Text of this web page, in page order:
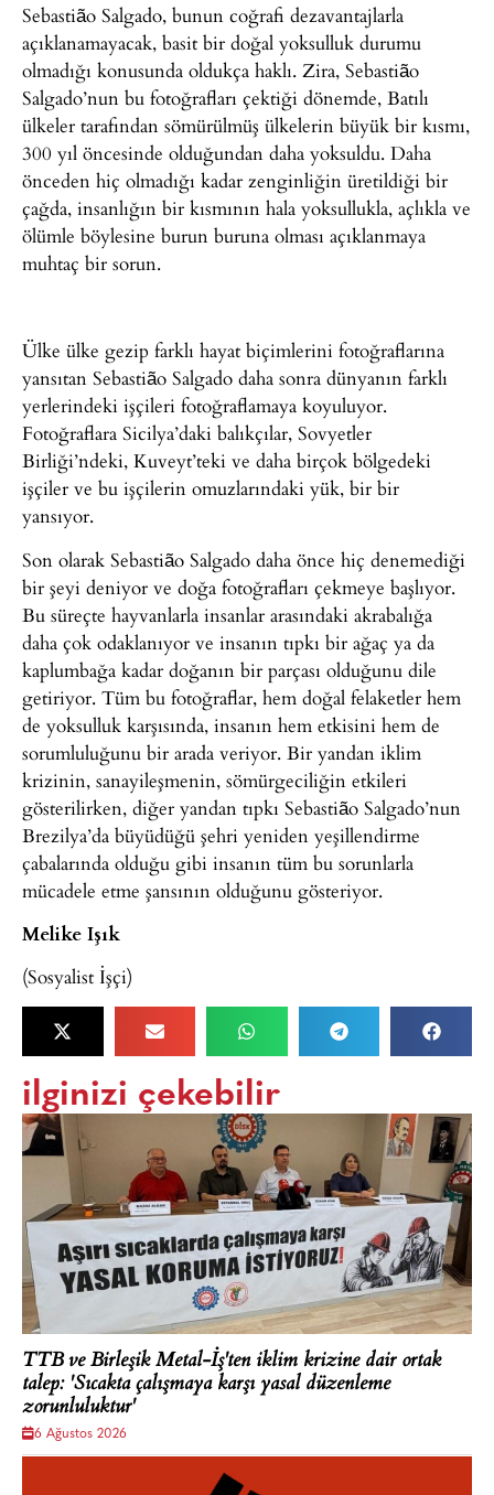
Sebastião Salgado, bunun coğrafi dezavantajlarla
açıklanamayacak, basit bir doğal yoksulluk durumu
olmadığı konusunda oldukça haklı. Zira, Sebastião
Salgado’nun bu fotoğrafları çektiği dönemde, Batılı
ülkeler tarafından sömürülmüş ülkelerin büyük bir kısmı,
300 yıl öncesinde olduğundan daha yoksuldu. Daha
önceden hiç olmadığı kadar zenginliğin üretildiği bir
çağda, insanlığın bir kısmının hala yoksullukla, açlıkla ve
ölümle böylesine burun buruna olması açıklanmaya
muhtaç bir sorun.
Ülke ülke gezip farklı hayat biçimlerini fotoğraflarına
yansıtan Sebastião Salgado daha sonra dünyanın farklı
yerlerindeki işçileri fotoğraflamaya koyuluyor.
Fotoğraflara Sicilya’daki balıkçılar, Sovyetler
Birliği’ndeki, Kuveyt’teki ve daha birçok bölgedeki
işçiler ve bu işçilerin omuzlarındaki yük, bir bir
yansıyor.
Son olarak Sebastião Salgado daha önce hiç denemediği
bir şeyi deniyor ve doğa fotoğrafları çekmeye başlıyor.
Bu süreçte hayvanlarla insanlar arasındaki akrabalığa
daha çok odaklanıyor ve insanın tıpkı bir ağaç ya da
kaplumbağa kadar doğanın bir parçası olduğunu dile
getiriyor. Tüm bu fotoğraflar, hem doğal felaketler hem
de yoksulluk karşısında, insanın hem etkisini hem de
sorumluluğunu bir arada veriyor. Bir yandan iklim
krizinin, sanayileşmenin, sömürgeciliğin etkileri
gösterilirken, diğer yandan tıpkı Sebastião Salgado’nun
Brezilya’da büyüdüğü şehri yeniden yeşillendirme
çabalarında olduğu gibi insanın tüm bu sorunlarla
mücadele etme şansının olduğunu gösteriyor.
Melike Işık
(Sosyalist İşçi)
ilginizi çekebilir
TTB ve Birleşik Metal-İş'ten iklim krizine dair ortak
talep: 'Sıcakta çalışmaya karşı yasal düzenleme
zorunluluktur'
6 Ağustos 2026